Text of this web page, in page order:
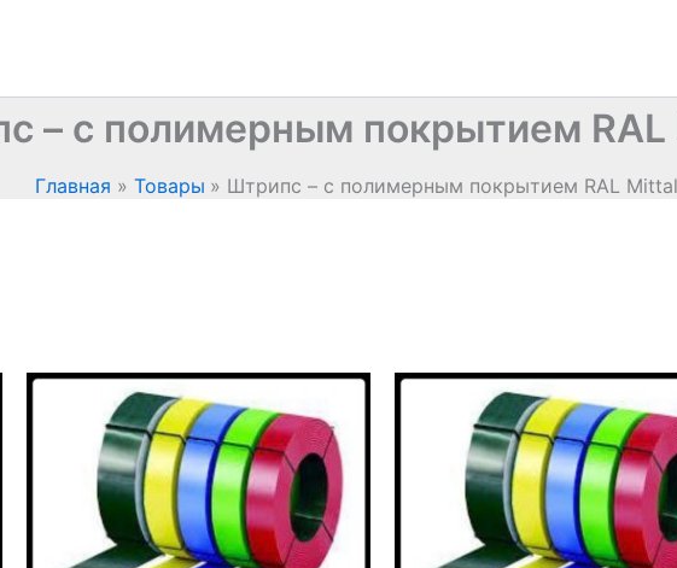
– с полимерным покрытием RAL
Главная Товары Штрипс – с полимерным покрытием RAL